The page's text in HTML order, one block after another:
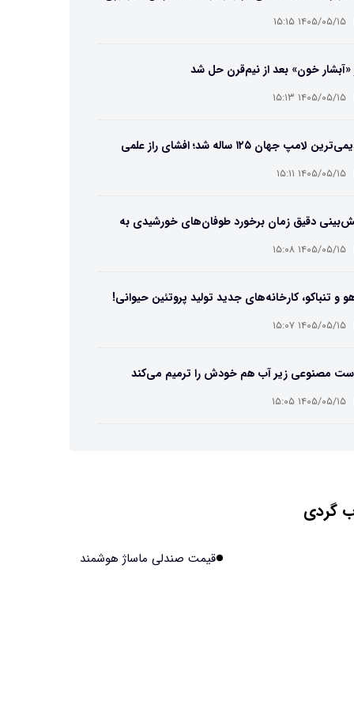
۱۴۰۵/۰۵/۱۵ ۱۵:۱۵
«آبشار خون» بعد از نیم‌قرن حل شد
۱۴۰۵/۰۵/۱۵ ۱۵:۱۳
قدیمی‌ترین لامپ جهان ۱۲۵ ساله شد؛ افشای راز علمی
لامپ سنتنیال
۱۴۰۵/۰۵/۱۵ ۱۵:۱۱
دقیق زمان برخورد طوفان‌های خورشیدی به
ممکن شد
۱۴۰۵/۰۵/۱۵ ۱۵:۰۸
و تنباکو، کارخانه‌های جدید تولید پروتئین حیوانی!
۱۴۰۵/۰۵/۱۵ ۱۵:۰۷
مصنوعی زیر آب هم خودش را ترمیم می‌کند
۱۴۰۵/۰۵/۱۵ ۱۵:۰۵
فضایی چین به مرحله برداشت رسید
گردی
قیمت صندلی ماساژ هوشمند